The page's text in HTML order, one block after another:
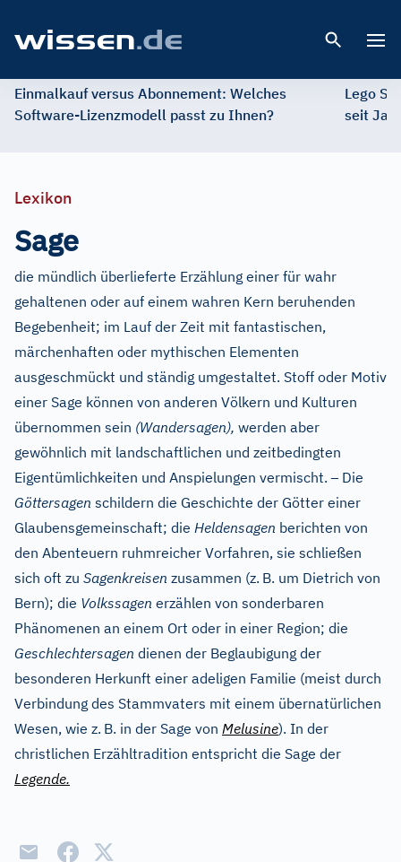
Einmalkauf versus Abonnement: Welches
Software-Lizenzmodell passt zu Ihnen?
Lego
seit
Lexikon
Sage
die mündlich überlieferte Erzählung einer für wahr
gehaltenen oder auf einem wahren Kern beruhenden
Begebenheit; im Lauf der Zeit mit fantastischen,
märchenhaften oder mythischen Elementen
ausgeschmückt und ständig umgestaltet. Stoff oder Motiv
einer Sage können von anderen Völkern und Kulturen
übernommen sein (Wandersagen), werden aber
gewöhnlich mit landschaftlichen und zeitbedingten
Eigentümlichkeiten und Anspielungen vermischt.–Die
Göttersagen schildern die Geschichte der Götter einer
Glaubensgemeinschaft; die Heldensagen berichten von
den Abenteuern ruhmreicher Vorfahren, sie schließen
sich oft zu Sagenkreisen zusammen (z. B. um Dietrich von
Bern); die Volkssagen erzählen von sonderbaren
Phänomenen an einem Ort oder in einer Region; die
Geschlechtersagen dienen der Beglaubigung der
besonderen Herkunft einer adeligen Familie (meist durch
Verbindung des Stammvaters mit einem übernatürlichen
Wesen, wie z. B. in der Sage von Melusine). In der
christlichen Erzähltradition entspricht die Sage der
Legende.